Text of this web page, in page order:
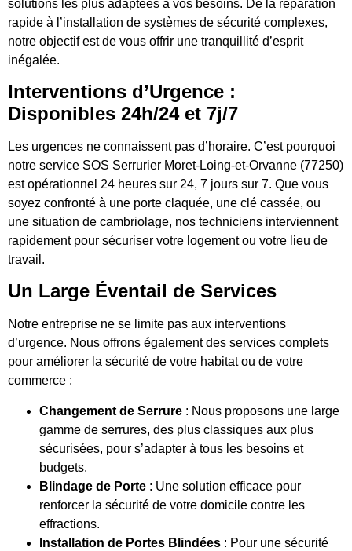
solutions les plus adaptées à vos besoins. De la réparation
rapide à l’installation de systèmes de sécurité complexes,
notre objectif est de vous offrir une tranquillité d’esprit
inégalée.
Interventions d’Urgence :
Disponibles 24h/24 et 7j/7
Les urgences ne connaissent pas d’horaire. C’est pourquoi
notre service SOS Serrurier Moret-Loing-et-Orvanne (77250)
est opérationnel 24 heures sur 24, 7 jours sur 7. Que vous
soyez confronté à une porte claquée, une clé cassée, ou
une situation de cambriolage, nos techniciens interviennent
rapidement pour sécuriser votre logement ou votre lieu de
travail.
Un Large Éventail de Services
Notre entreprise ne se limite pas aux interventions
d’urgence. Nous offrons également des services complets
pour améliorer la sécurité de votre habitat ou de votre
commerce :
Changement de Serrure : Nous proposons une large
gamme de serrures, des plus classiques aux plus
sécurisées, pour s’adapter à tous les besoins et
budgets.
Blindage de Porte : Une solution efficace pour
renforcer la sécurité de votre domicile contre les
effractions.
Installation de Portes Blindées : Pour une sécurité